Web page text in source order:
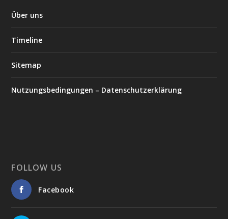
Über uns
Timeline
Sitemap
Nutzungsbedingungen – Datenschutzerklärung
FOLLOW US
Facebook